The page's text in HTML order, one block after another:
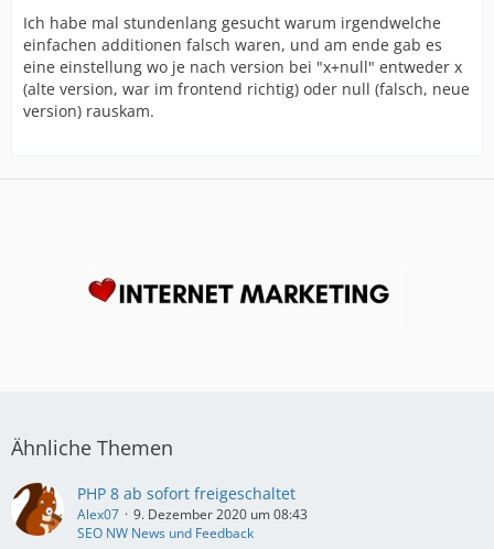
Ich habe mal stundenlang gesucht warum irgendwelche
einfachen additionen falsch waren, und am ende gab es
eine einstellung wo je nach version bei "x+null" entweder x
(alte version, war im frontend richtig) oder null (falsch, neue
version) rauskam.
Ähnliche Themen
PHP 8 ab sofort freigeschaltet
Alex07
9. Dezember 2020 um 08:43
SEO NW News und Feedback